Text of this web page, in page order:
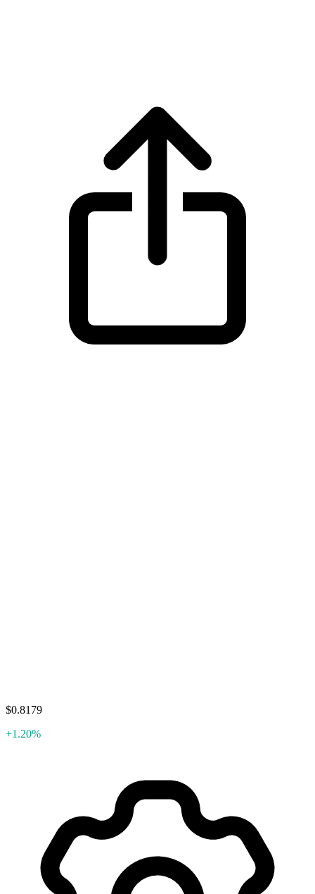
$0.8179
+1.20%